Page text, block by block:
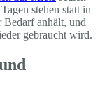
stehen statt in
Bedarf anhält, und
gebraucht wird.